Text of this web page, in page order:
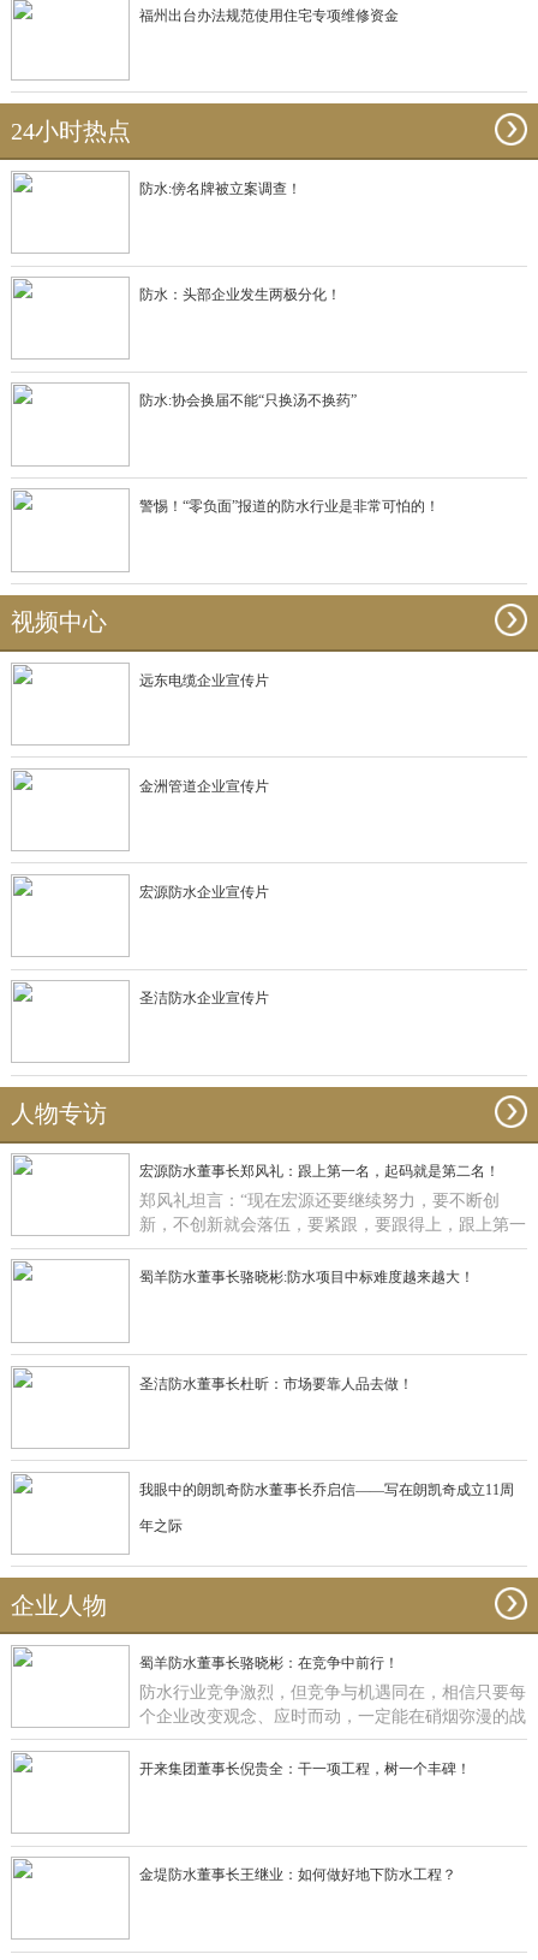
福州出台办法规范使用住宅专项维修资金
24小时热点
防水:傍名牌被立案调查！
防水：头部企业发生两极分化！
防水:协会换届不能“只换汤不换药”
警惕！“零负面”报道的防水行业是非常可怕的！
视频中心
远东电缆企业宣传片
金洲管道企业宣传片
宏源防水企业宣传片
圣洁防水企业宣传片
人物专访
宏源防水董事长郑风礼：跟上第一名，起码就是第二名！
郑风礼坦言：“现在宏源还要继续努力，要不断创
新，不创新就会落伍，要紧跟，要跟得上，跟上第一
名，起码就是第二名了”。
蜀羊防水董事长骆晓彬:防水项目中标难度越来越大！
圣洁防水董事长杜昕：市场要靠人品去做！
我眼中的朗凯奇防水董事长乔启信——写在朗凯奇成立11周
年之际
企业人物
蜀羊防水董事长骆晓彬：在竞争中前行！
防水行业竞争激烈，但竞争与机遇同在，相信只要每
个企业改变观念、应时而动，一定能在硝烟弥漫的战
场获得一席之地，正如蜀羊防水：一直在竞争中前
行！
开来集团董事长倪贵全：干一项工程，树一个丰碑！
金堤防水董事长王继业：如何做好地下防水工程？